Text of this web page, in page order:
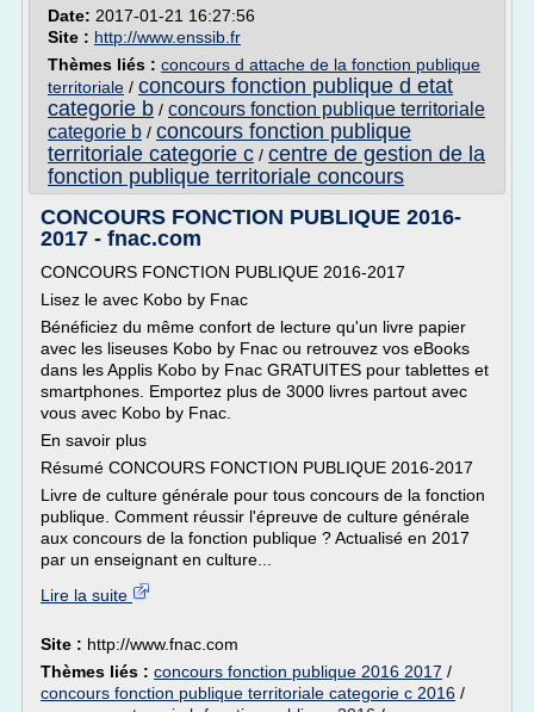
Date: 2017-01-21 16:27:56
Site : http://www.enssib.fr
Thèmes liés : concours d attache de la fonction publique
territoriale / concours fonction publique d etat
categorie b / concours fonction publique territoriale
categorie b / concours fonction publique
territoriale categorie c / centre de gestion de la
fonction publique territoriale concours
CONCOURS FONCTION PUBLIQUE 2016-
2017 - fnac.com
CONCOURS FONCTION PUBLIQUE 2016-2017
Lisez le avec Kobo by Fnac
Bénéficiez du même confort de lecture qu'un livre papier
avec les liseuses Kobo by Fnac ou retrouvez vos eBooks
dans les Applis Kobo by Fnac GRATUITES pour tablettes et
smartphones. Emportez plus de 3000 livres partout avec
vous avec Kobo by Fnac.
En savoir plus
Résumé CONCOURS FONCTION PUBLIQUE 2016-2017
Livre de culture générale pour tous concours de la fonction
publique. Comment réussir l'épreuve de culture générale
aux concours de la fonction publique ? Actualisé en 2017
par un enseignant en culture...
Lire la suite
Site : http://www.fnac.com
Thèmes liés : concours fonction publique 2016 2017 /
concours fonction publique territoriale categorie c 2016 /